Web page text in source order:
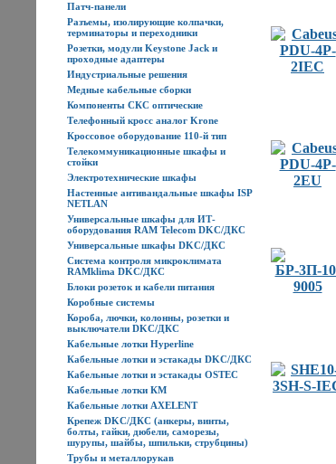
Патч-панели
Разъемы, изолирующие колпачки,
терминаторы и переходники
Розетки, модули Keystone Jack и
проходные адаптеры
Индустриальные решения
Медные кабельные сборки
Компоненты СКС оптические
Телефонный кросс аналог Krone
Кроссовое оборудование 110-й тип
Телекоммуникационные шкафы и
стойки
Электротехнические шкафы
Настенные антивандальные шкафы ISP
NETLAN
Универсальные шкафы для ИТ-
оборудования RAM Telecom DKC/ДКС
Универсальные шкафы DKC/ДКС
Система контроля микроклимата
RAMklima DKC/ДКС
Блоки розеток и кабели питания
Коробные системы
Короба, лючки, колонны, розетки и
выключатели DKC/ДКС
Кабельные лотки Hyperline
Кабельные лотки и эстакады DKC/ДКС
Кабельные лотки и эстакады OSTEC
Кабельные лотки КМ
Кабельные лотки AXELENT
Крепеж DKC/ДКС (анкеры, винты,
болты, гайки, дюбели, саморезы,
шурупы, шайбы, шпильки, струбцины)
Трубы и металлорукав